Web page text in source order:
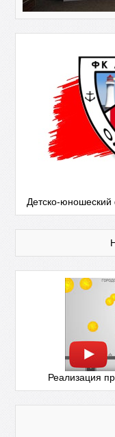
Детско-юношеский
Реализация